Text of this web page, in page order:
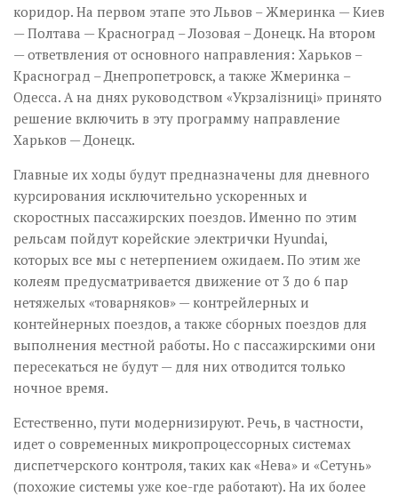
коридор. На первом этапе это Львов – Жмеринка — Киев
— Полтава — Красноград – Лозовая – Донецк. На втором
— ответвления от основного направления: Харьков –
Красноград – Днепропетровск, а также Жмеринка –
Одесса. А на днях руководством «Укрзалізниці» принято
решение включить в эту программу направление
Харьков — Донецк.
Главные их ходы будут предназначены для дневного
курсирования исключительно ускоренных и
скоростных пассажирских поездов. Именно по этим
рельсам пойдут корейские электрички Hyundai,
которых все мы с нетерпением ожидаем. По этим же
колеям предусматривается движение от 3 до 6 пар
нетяжелых «товарняков» — контрейлерных и
контейнерных поездов, а также сборных поездов для
выполнения местной работы. Но с пассажирскими они
пересекаться не будут — для них отводится только
ночное время.
Естественно, пути модернизируют. Речь, в частности,
идет о современных микропроцессорных системах
диспетчерского контроля, таких как «Нева» и «Сетунь»
(похожие системы уже кое-где работают). На их более